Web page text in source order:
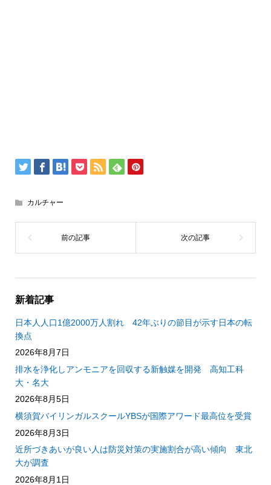
カルチャー
新着記事
日本人人口1億2000万人割れ 42年ぶりの節目が示す日本の転
換点
2026年8月7日
排水を浄化しアンモニアを回収する新触媒を開発 高知工科
大・名大
2026年8月5日
横須賀バイリンガルスクールYBSが国際アワード最高位を受賞
2026年8月3日
近所づきあいが良い人は防災対策の実施割合が高い傾向 東北
大が調査
2026年8月1日